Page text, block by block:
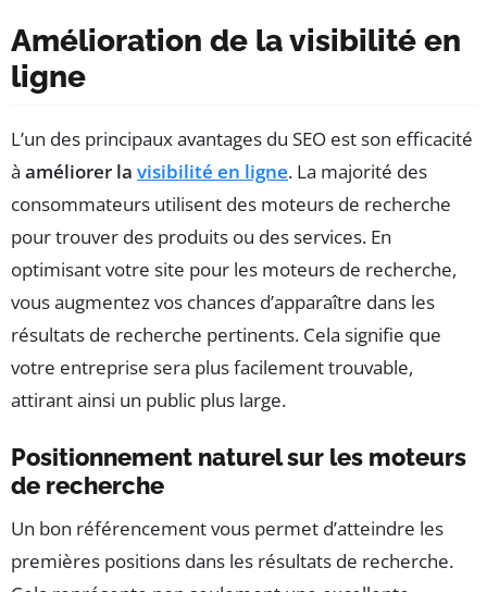
Amélioration de la visibilité en
ligne
L’un des principaux avantages du SEO est son efficacité
à améliorer la visibilité en ligne. La majorité des
consommateurs utilisent des moteurs de recherche
pour trouver des produits ou des services. En
optimisant votre site pour les moteurs de recherche,
vous augmentez vos chances d’apparaître dans les
résultats de recherche pertinents. Cela signifie que
votre entreprise sera plus facilement trouvable,
attirant ainsi un public plus large.
Positionnement naturel sur les moteurs
de recherche
Un bon référencement vous permet d’atteindre les
premières positions dans les résultats de recherche.